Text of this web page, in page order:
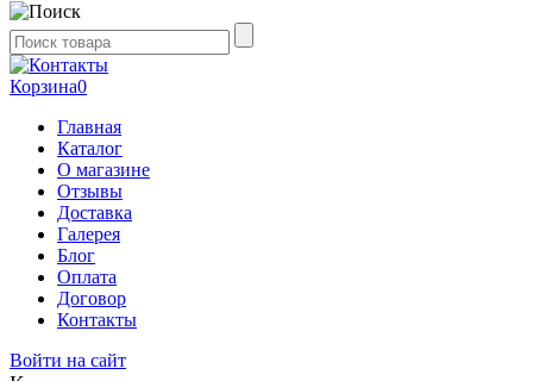
Корзина0
Главная
Каталог
О магазине
Отзывы
Доставка
Галерея
Блог
Оплата
Договор
Контакты
Войти на сайт